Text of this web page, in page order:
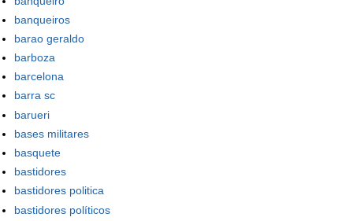
banqueiros
barao geraldo
barboza
barcelona
barra sc
barueri
bases militares
basquete
bastidores
bastidores politica
bastidores políticos